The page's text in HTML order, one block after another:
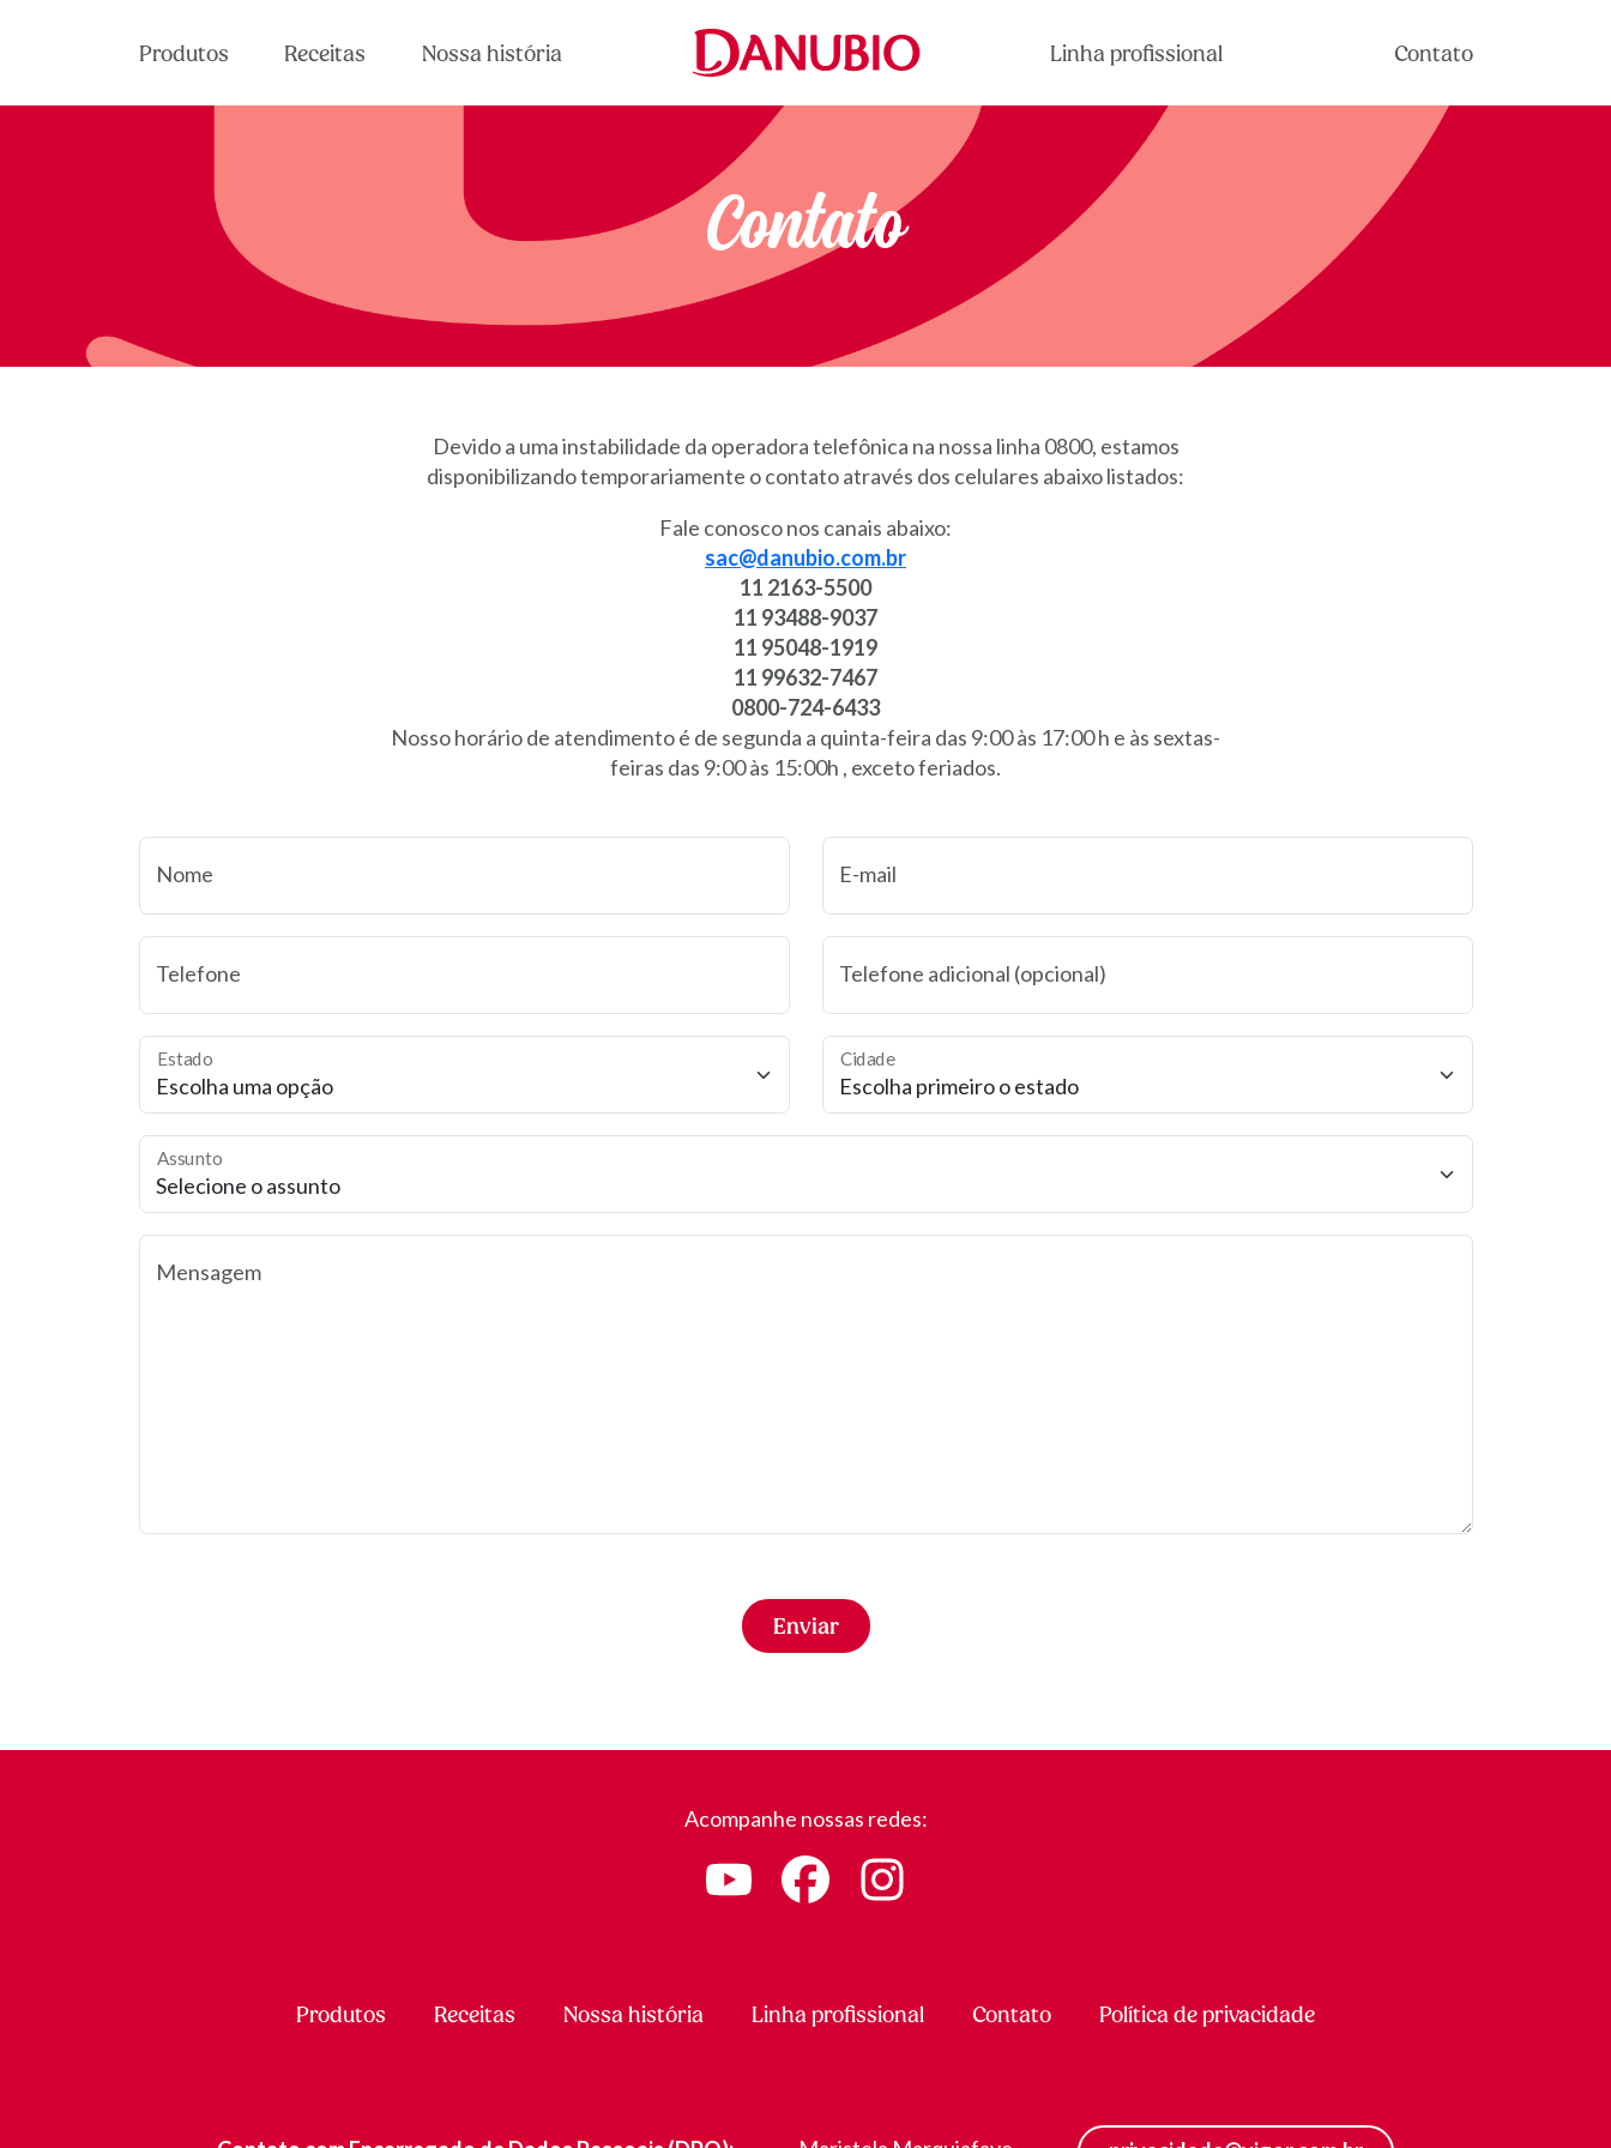
Produtos Receitas Nossa história Linha profissional Contato
Contato
Devido a uma instabilidade da operadora telefônica na nossa linha 0800, estamos
disponibilizando temporariamente o contato através dos celulares abaixo listados:
Fale conosco nos canais abaixo:
sac@danubio.com.br
11 2163-5500
11 93488-9037
11 95048-1919
11 99632-7467
0800-724-6433
Nosso horário de atendimento é de segunda a quinta-feira das 9:00 às 17:00 h e às sextas-
feiras das 9:00 às 15:00h , exceto feriados.
Nome E-mail
Telefone Telefone adicional (opcional)
Estado Cidade
Assunto
Mensagem
Enviar
Acompanhe nossas redes:
Produtos Receitas Nossa história Linha profissional Contato Política de privacidade